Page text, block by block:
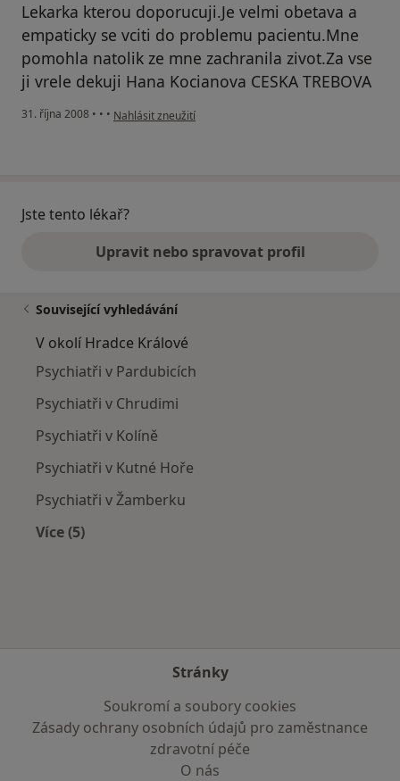
Lekarka kterou doporucuji.Je velmi obetava a
empaticky se vciti do problemu pacientu.Mne
pomohla natolik ze mne zachranila zivot.Za vse
ji vrele dekuji Hana Kocianova CESKA TREBOVA
31. října 2008 • • • podle názoru uživatele Pacient
Nahlásit zneužití
Jste tento lékař?
Upravit nebo spravovat profil
Související vyhledávání
V okolí Hradce Králové
Psychiatři v Pardubicích
Psychiatři v Chrudimi
Psychiatři v Kolíně
Psychiatři v Kutné Hoře
Psychiatři v Žamberku
Více (5)
Stránky
Soukromí a soubory cookies
Zásady ochrany osobních údajů pro zaměstnance
zdravotní péče
O nás